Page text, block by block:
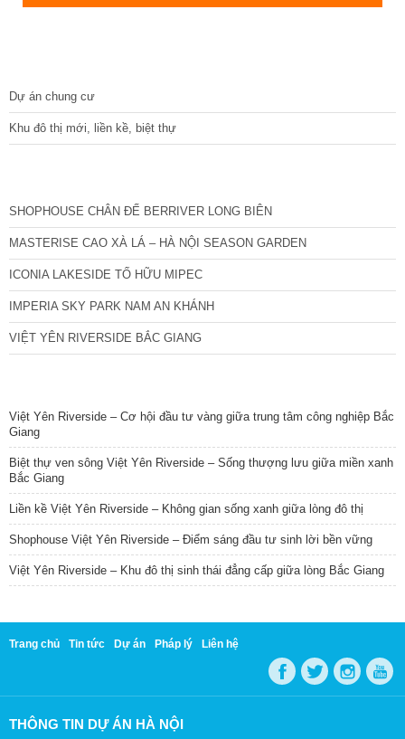
Dự án chung cư
Khu đô thị mới, liền kề, biệt thự
SHOPHOUSE CHÂN ĐẾ BERRIVER LONG BIÊN
MASTERISE CAO XÀ LÁ – HÀ NỘI SEASON GARDEN
ICONIA LAKESIDE TỐ HỮU MIPEC
IMPERIA SKY PARK NAM AN KHÁNH
VIỆT YÊN RIVERSIDE BẮC GIANG
Việt Yên Riverside – Cơ hội đầu tư vàng giữa trung tâm công nghiệp Bắc
Giang
Biệt thự ven sông Việt Yên Riverside – Sống thượng lưu giữa miền xanh
Bắc Giang
Liền kề Việt Yên Riverside – Không gian sống xanh giữa lòng đô thị
Shophouse Việt Yên Riverside – Điểm sáng đầu tư sinh lời bền vững
Việt Yên Riverside – Khu đô thị sinh thái đẳng cấp giữa lòng Bắc Giang
Trang chủ Tin tức Dự án Pháp lý Liên hệ
THÔNG TIN DỰ ÁN HÀ NỘI